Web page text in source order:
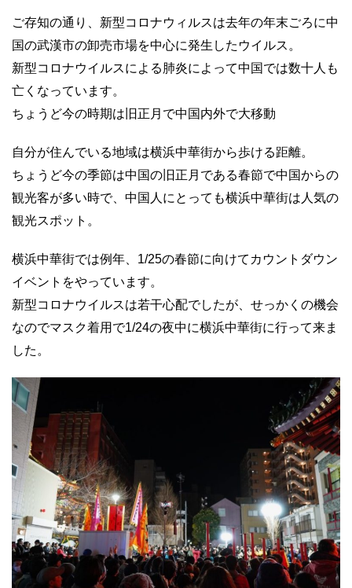
ご存知の通り、新型コロナウィルスは去年の年末ごろに中
国の武漢市の卸売市場を中心に発生したウイルス。
新型コロナウイルスによる肺炎によって中国では数十人も
亡くなっています。
ちょうど今の時期は旧正月で中国内外で大移動
自分が住んでいる地域は横浜中華街から歩ける距離。
ちょうど今の季節は中国の旧正月である春節で中国からの
観光客が多い時で、中国人にとっても横浜中華街は人気の
観光スポット。
横浜中華街では例年、1/25の春節に向けてカウントダウン
イベントをやっています。
新型コロナウイルスは若干心配でしたが、せっかくの機会
なのでマスク着用で1/24の夜中に横浜中華街に行って来ま
した。